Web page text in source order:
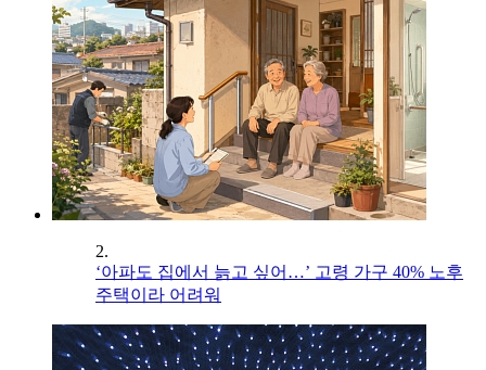
2.
‘아파도 집에서 늙고 싶어…’ 고령 가구 40% 노후
주택이라 어려워